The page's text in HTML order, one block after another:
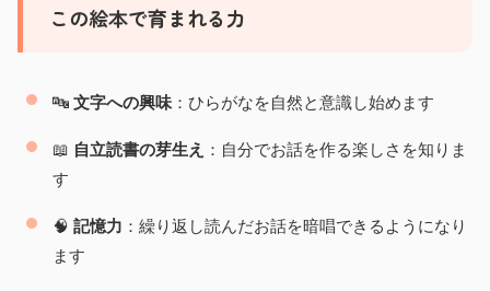
この絵本で育まれる力
🔤 文字への興味 ：ひらがなを自然と意識し始めます
📖 自立読書の芽生え ：自分でお話を作る楽しさを知りま
す
🧠 記憶力 ：繰り返し読んだお話を暗唱できるようになり
ます